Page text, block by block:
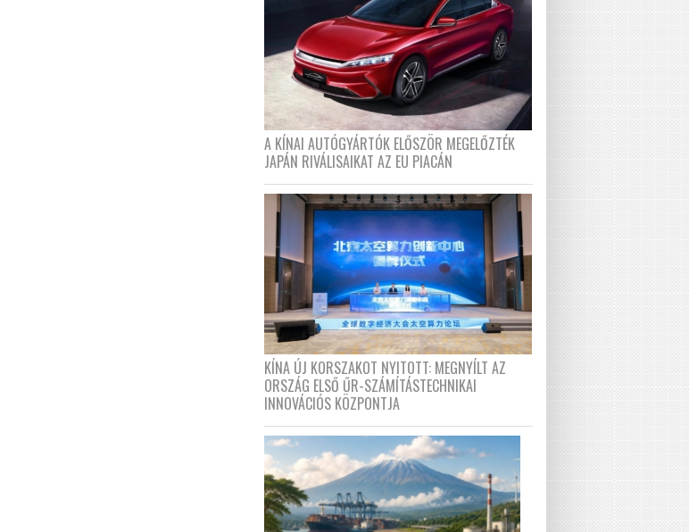
A KÍNAI AUTÓGYÁRTÓK ELŐSZÖR MEGELŐZTÉK
JAPÁN RIVÁLISAIKAT AZ EU PIACÁN
KÍNA ÚJ KORSZAKOT NYITOTT: MEGNYÍLT AZ
ORSZÁG ELSŐ ŰR-SZÁMÍTÁSTECHNIKAI
INNOVÁCIÓS KÖZPONTJA